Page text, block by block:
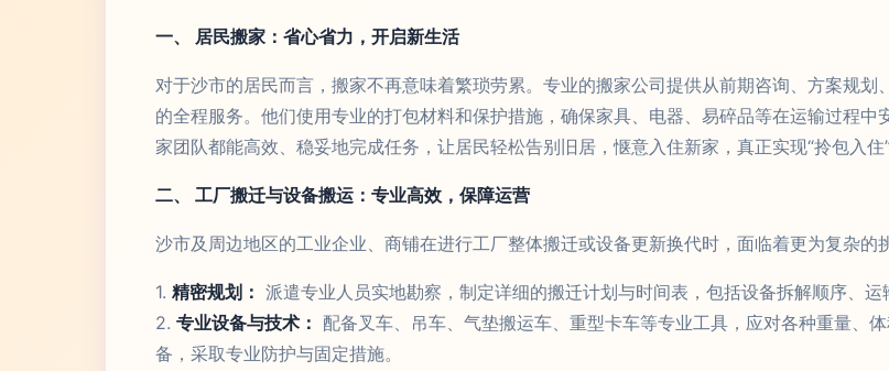
一、 居民搬家：省心省力，开启新生活
对于沙市的居民而言，搬家不再意味着繁琐劳累。专业的搬家公司提供从前期咨询、方案规
的全程服务。他们使用专业的打包材料和保护措施，确保家具、电器、易碎品等在运输过程
家团队都能高效、稳妥地完成任务，让居民轻松告别旧居，惬意入住新家，真正实现“拎包入住
二、 工厂搬迁与设备搬运：专业高效，保障运营
沙市及周边地区的工业企业、商铺在进行工厂整体搬迁或设备更新换代时，面临着更为复杂的
1. 精密规划： 派遣专业人员实地勘察，制定详细的搬迁计划与时间表，包括设备拆解顺序、运
2. 专业设备与技术： 配备叉车、吊车、气垫搬运车、重型卡车等专业工具，应对各种重量、
备，采取专业防护与固定措施。